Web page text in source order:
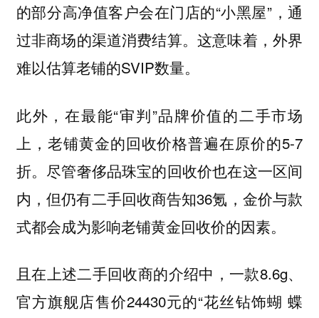
的部分高净值客户会在门店的“小黑屋”，通
过非商场的渠道消费结算。这意味着，外界
难以估算老铺的SVIP数量。
此外，在最能“审判”品牌价值的二手市场
上，老铺黄金的回收价格普遍在原价的5-7
折。尽管奢侈品珠宝的回收价也在这一区间
内，但仍有二手回收商告知36氪，金价与款
式都会成为影响老铺黄金回收价的因素。
且在上述二手回收商的介绍中，一款8.6g、
官方旗舰店售价24430元的“花丝钻饰蝴 蝶